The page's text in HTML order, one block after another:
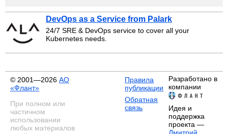
DevOps as a Service from Palark
24/7 SRE & DevOps service to cover all your
Kubernetes needs.
© 2001—2026 АО
«Флант»
При полном или
частичном
использовании
любых материалов
Правила
публикации
Обратная
связь
Разработано в
компании
Идея и
поддержка
проекта —
Дмитрий